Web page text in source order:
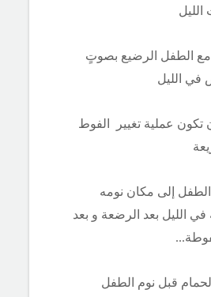
الطفل الرضيع بصوتٍ
الليل
تكون عملية تغيير الفوط
الطفل إلى مكان نومه
الليل بعد الرضعة و بعد
قبل نوم الطفل